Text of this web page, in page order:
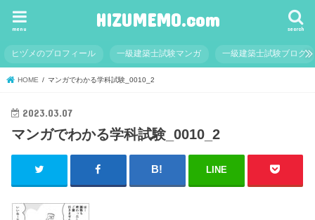
HIZUMEMO.com search
menu
ヒヅメのプロフィール 一級建築士試験マンガ 一級建築士試験ブログ
HOME マンガでわかる学科試験_0010_2
2023.03.07
マンガでわかる学科試験_0010_2
LINE